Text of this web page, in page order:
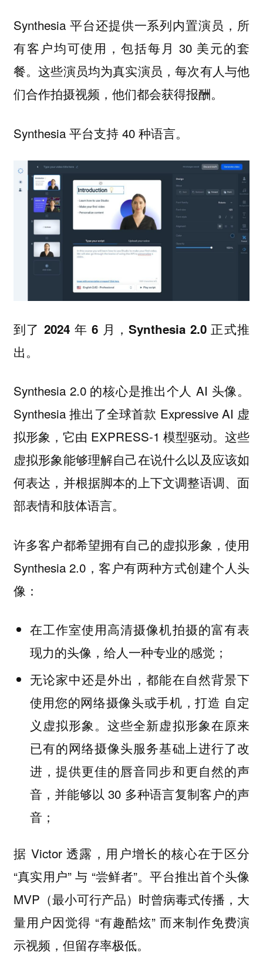
Synthesia 平台还提供一系列内置演员，所
有客户均可使用，包括每月 30 美元的套
餐。这些演员均为真实演员，每次有人与他
们合作拍摄视频，他们都会获得报酬。
Synthesia 平台支持 40 种语言。
到了 2024 年 6 月，Synthesia 2.0 正式推
出。
Synthesia 2.0 的核心是推出个人 AI 头像。
Synthesia 推出了全球首款 Expressive AI 虚
拟形象，它由 EXPRESS-1 模型驱动。这些
虚拟形象能够理解自己在说什么以及应该如
何表达，并根据脚本的上下文调整语调、面
部表情和肢体语言。
许多客户都希望拥有自己的虚拟形象，使用
Synthesia 2.0，客户有两种方式创建个人头
像：
在工作室使用高清摄像机拍摄的富有表
现力的头像，给人一种专业的感觉；
无论家中还是外出，都能在自然背景下
使用您的网络摄像头或手机，打造 自定
义虚拟形象。这些全新虚拟形象在原来
已有的网络摄像头服务基础上进行了改
进，提供更佳的唇音同步和更自然的声
音，并能够以 30 多种语言复制客户的声
音；
据 Victor 透露，用户增长的核心在于区分
“真实用户” 与 “尝鲜者”。平台推出首个头像
MVP（最小可行产品）时曾病毒式传播，大
量用户因觉得 “有趣酷炫” 而来制作免费演
示视频，但留存率极低。